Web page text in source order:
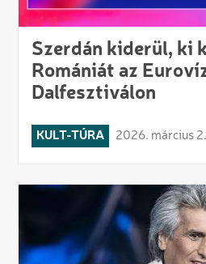
Szerdán kiderül, ki
Romániát az
Dalfesztiválon
KULT-TÚRA 2026. március 2.